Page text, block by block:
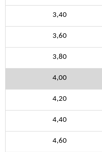
3,40
3,60
3,80
4,00
4,20
4,40
4,60